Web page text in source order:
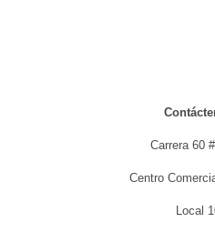
Carrera 60
Centro
Local